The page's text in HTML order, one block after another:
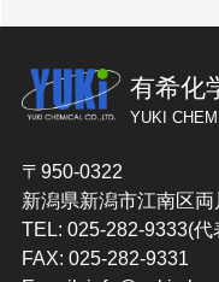
有希化
YUKI
〒950-0322
新潟県新潟市江南区
TEL: 025-282-9333(代
FAX: 025-282-9331